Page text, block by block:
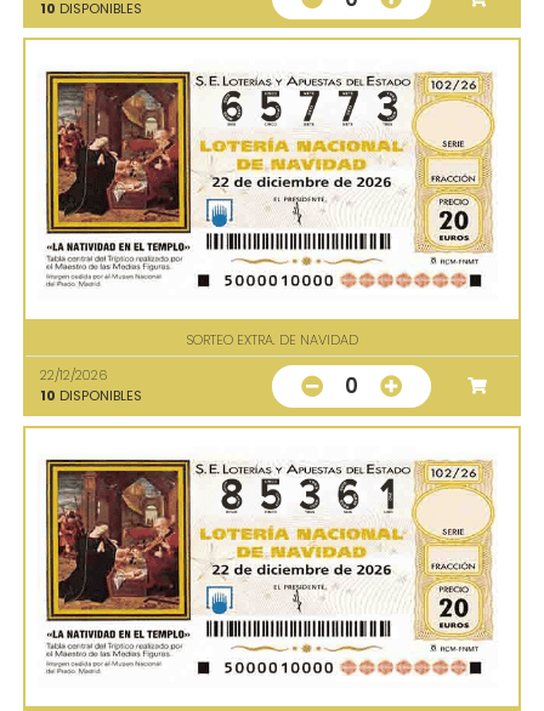
10 DISPONIBLES
SORTEO EXTRA. DE NAVIDAD
22/12/2026
10 DISPONIBLES 0